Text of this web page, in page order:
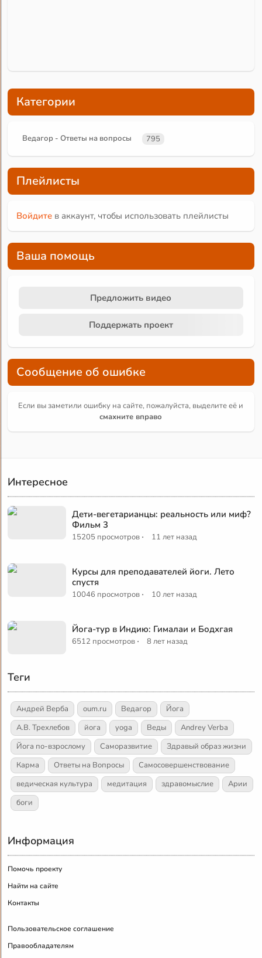
Категории
Ведагор - Ответы на вопросы 795
Плейлисты
Войдите в аккаунт, чтобы использовать плейлисты
Ваша помощь
Предложить видео
Поддержать проект
Сообщение об ошибке
Если вы заметили ошибку на сайте, пожалуйста, выделите её и
смахните вправо
Интересное
Дети-вегетарианцы: реальность или миф?
Фильм 3
15205 просмотров · 11 лет назад
Курсы для преподавателей йоги. Лето
спустя
10046 просмотров · 10 лет назад
Йога-тур в Индию: Гималаи и Бодхгая
6512 просмотров · 8 лет назад
Теги
Андрей Верба oum.ru Ведагор
Йога
А.В. Трехлебов
йога yoga Веды
Andrey Verba
Йога по-взрослому
Саморазвитие
Здравый образ жизни
Карма
Ответы на Вопросы
Самосовершенствование
ведическая культура
медитация здравомыслие
Арии
боги
Информация
Помочь проекту
Найти на сайте
Контакты
Пользовательское соглашение
Правообладателям